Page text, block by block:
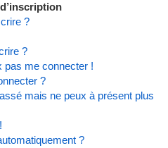
?
?
pas me connecter !
?
mais ne peux à présent plus
?